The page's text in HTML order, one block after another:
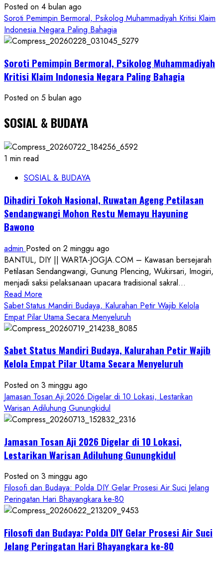
Posted on 4 bulan ago
Soroti Pemimpin Bermoral, Psikolog Muhammadiyah Kritisi Klaim
Indonesia Negara Paling Bahagia
Soroti Pemimpin Bermoral, Psikolog Muhammadiyah
Kritisi Klaim Indonesia Negara Paling Bahagia
Posted on 5 bulan ago
SOSIAL & BUDAYA
1 min read
SOSIAL & BUDAYA
Dihadiri Tokoh Nasional, Ruwatan Ageng Petilasan
Sendangwangi Mohon Restu Memayu Hayuning
Bawono
admin Posted on 2 minggu ago
BANTUL, DIY || WARTA-JOGJA.COM – Kawasan bersejarah
Petilasan Sendangwangi, Gunung Plencing, Wukirsari, Imogiri,
menjadi saksi pelaksanaan upacara tradisional sakral...
Read More
more
about
Dihadiri
Nasional,
Ruwatan
Petilasan
Sendangwangi
Mohon
Restu
Hayuning
Bawono
Sabet Status Mandiri Budaya, Kalurahan Petir Wajib Kelola
Empat Pilar Utama Secara Menyeluruh
Sabet Status Mandiri Budaya, Kalurahan Petir Wajib
Kelola Empat Pilar Utama Secara Menyeluruh
Posted on 3 minggu ago
Jamasan Tosan Aji 2026 Digelar di 10 Lokasi, Lestarikan
Warisan Adiluhung Gunungkidul
Jamasan Tosan Aji 2026 Digelar di 10 Lokasi,
Lestarikan Warisan Adiluhung Gunungkidul
Posted on 3 minggu ago
Filosofi dan Budaya: Polda DIY Gelar Prosesi Air Suci Jelang
Peringatan Hari Bhayangkara ke-80
Filosofi dan Budaya: Polda DIY Gelar Prosesi Air Suci
Jelang Peringatan Hari Bhayangkara ke-80